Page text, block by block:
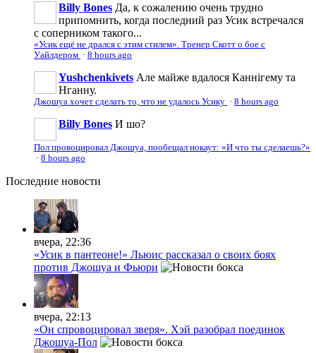
Billy Bones Да, к сожалению очень трудно
припомнить, когда последний раз Усик встречался
с соперником такого...
«Усик ещё не дрался с этим стилем». Тренер Скотт о бое с
Уайлдером · 8 hours ago
Yushchenkivets Але майже вдалося Каннігему та
Нганну.
Джошуа хочет сделать то, что не удалось Усику · 8 hours ago
Billy Bones И шо?
Пол провоцировал Джошуа, пообещал нокаут: «И что ты сделаешь?»
· 8 hours ago
Последние новости
вчера, 22:36
«Усик в пантеоне!» Льюис рассказал о своих боях
против Джошуа и Фьюри
вчера, 22:13
«Он спровоцировал зверя». Хэй разобрал поединок
Джошуа-Пол